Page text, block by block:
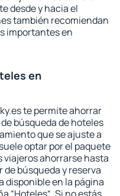
desde y hacia el
también recomiendan
importantes en
en
te permite ahorrar
búsqueda de hoteles
que se ajuste a
optar por el paquete
viajeros ahorrarse hasta
búsqueda y reserva
disponible en la página